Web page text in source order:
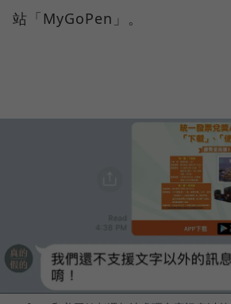
站「MyGoPen」。